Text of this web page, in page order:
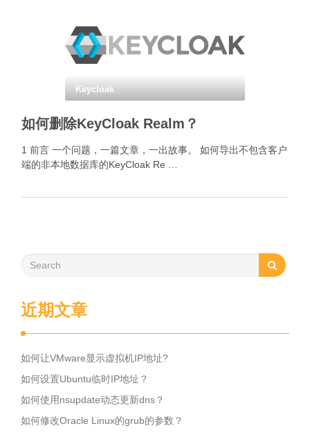
Keycloak
如何删除KeyCloak Realm？
1 前言 一个问题，一篇文章，一出故事。 如何导出不包含客户
端的非本地数据库的KeyCloak Re …
近期文章
如何让VMware显示虚拟机IP地址?
如何设置Ubuntu临时IP地址？
如何使用nsupdate动态更新dns？
如何修改Oracle Linux的grub的参数？